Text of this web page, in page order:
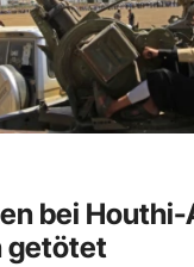
bei
getötet